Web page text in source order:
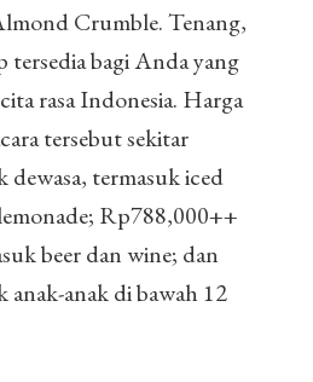
Crumble. Tenang,
tersedia bagi Anda yang
rasa Indonesia. Harga
tersebut sekitar
termasuk iced
Rp788,000++
beer dan wine; dan
anak di bawah 12